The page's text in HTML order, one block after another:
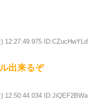
12:27:49.975 ID:CZucHwYLd
出来るぞ
12:50:44.034 ID:JiQEF2BWa